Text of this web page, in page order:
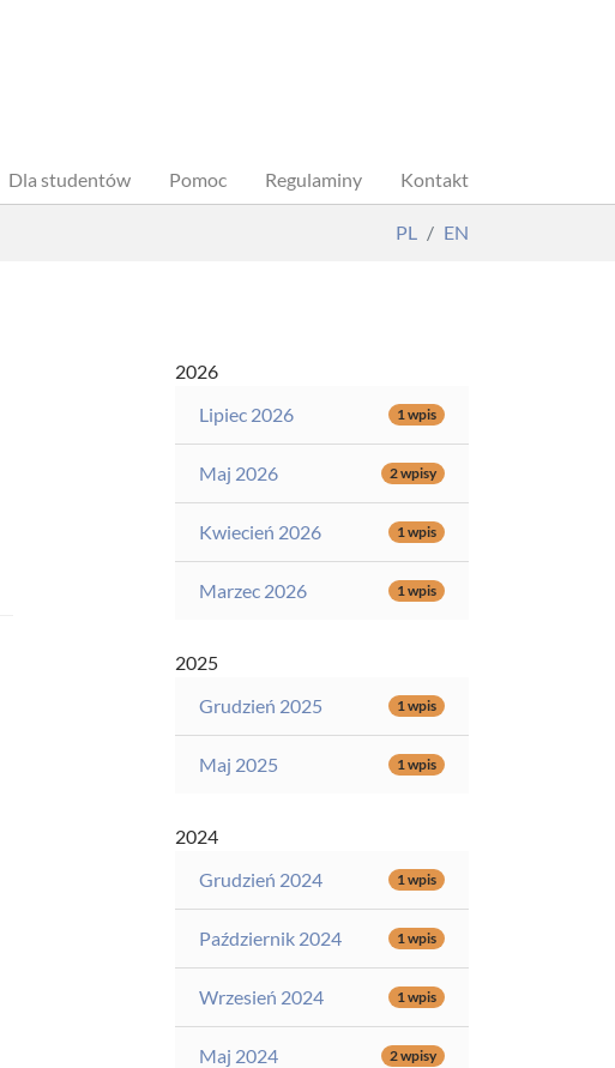
Dla studentów Pomoc Regulaminy
Kontakt
PL EN
2026
Lipiec 2026
1 wpis
Maj 2026 2 wpisy
Kwiecień 2026 1 wpis
Marzec 2026 1 wpis
2025
Grudzień 2025
1 wpis
Maj 2025 1 wpis
2024
Grudzień 2024
1 wpis
Październik 2024 1 wpis
Wrzesień 2024 1 wpis
Maj 2024 2 wpisy